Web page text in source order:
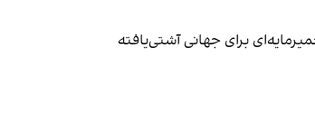
برای جهانی آشتی‌یافته